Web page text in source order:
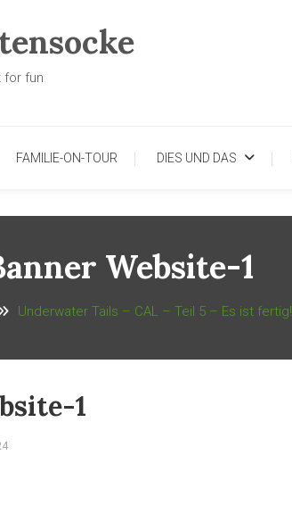
for fun
FAMILIE-ON-TOUR DIES UND DAS
Website-1
Underwater Tails – CAL – Teil 5 – Es ist fertig!
1